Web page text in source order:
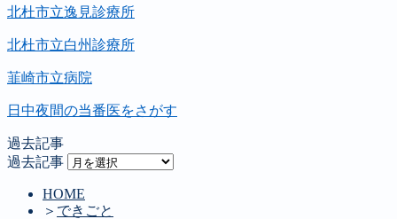
北杜市立逸見診療所
北杜市立白州診療所
韮崎市立病院
日中夜間の当番医をさがす
過去記事
過去記事
HOME
＞ できごと